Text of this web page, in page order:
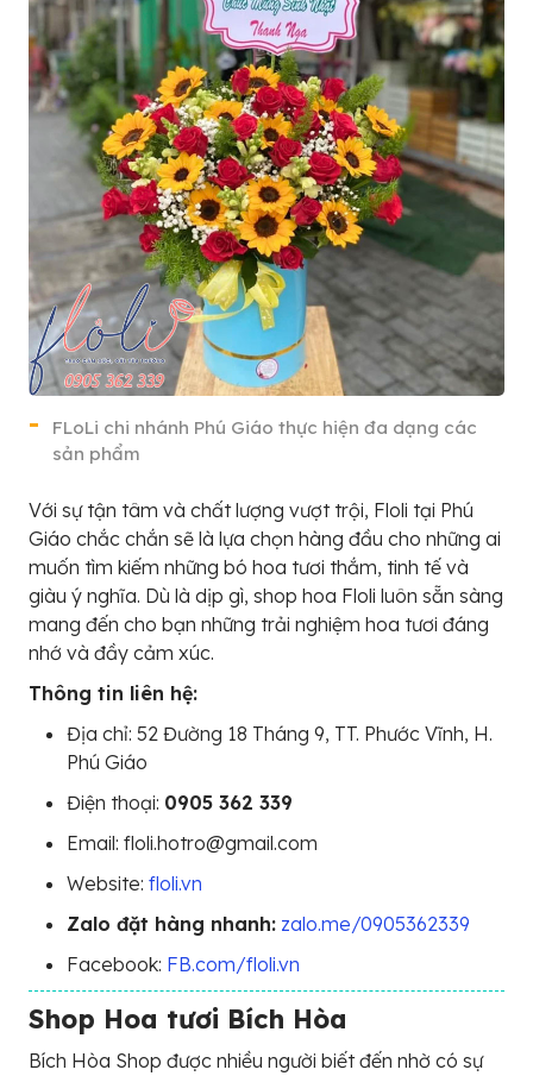
FLoLi chi nhánh Phú Giáo thực hiện đa dạng các
sản phẩm
Với sự tận tâm và chất lượng vượt trội, Floli tại Phú
Giáo chắc chắn sẽ là lựa chọn hàng đầu cho những ai
muốn tìm kiếm những bó hoa tươi thắm, tinh tế và
giàu ý nghĩa. Dù là dịp gì, shop hoa Floli luôn sẵn sàng
mang đến cho bạn những trải nghiệm hoa tươi đáng
nhớ và đầy cảm xúc.
Thông tin liên hệ:
Địa chỉ: 52 Đường 18 Tháng 9, TT. Phước Vĩnh, H.
Phú Giáo
Điện thoại: 0905 362 339
Email: floli.hotro@gmail.com
Website: floli.vn
Zalo đặt hàng nhanh: zalo.me/0905362339
Facebook: FB.com/floli.vn
Shop Hoa tươi Bích Hòa
Bích Hòa Shop được nhiều người biết đến nhờ có sự